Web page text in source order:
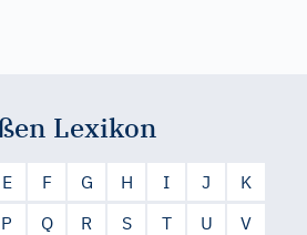
Lexikon
E F G H I J
K
P Q R S T U
V